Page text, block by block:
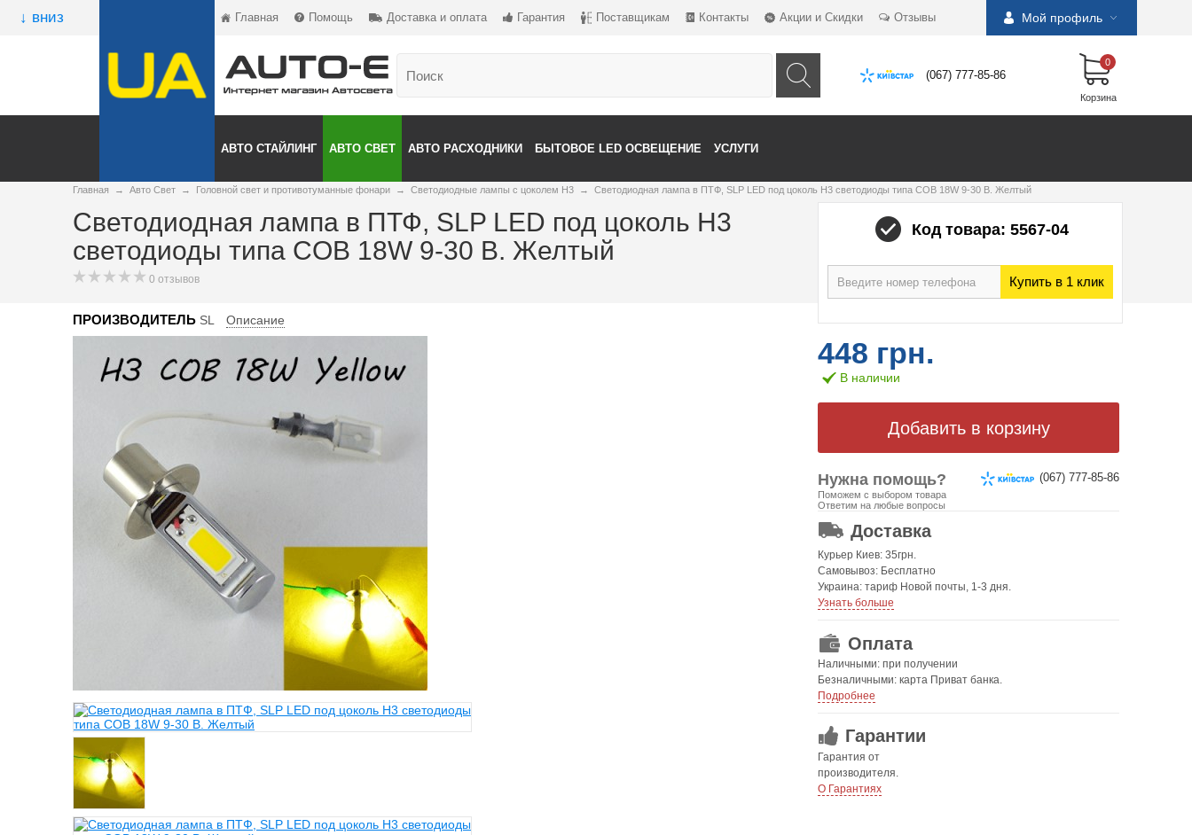
↓ вниз Главная Помощь Доставка и оплата Гарантия Поставщикам Контакты Акции и Скидки Отзывы Мой профиль
(067) 777-85-86
0
Корзина
АВТО СТАЙЛИНГ АВТО СВЕТ АВТО РАСХОДНИКИ БЫТОВОЕ LED ОСВЕЩЕНИЕ УСЛУГИ
Главная → Авто Свет → Головной свет и противотуманные фонари → Светодиодные лампы с цоколем H3 → Светодиодная лампа в ПТФ, SLP LED под цоколь H3 светодиоды типа COB 18W 9-30 В. Желтый
Светодиодная лампа в ПТФ, SLP LED под цоколь H3
светодиоды типа COB 18W 9-30 В. Желтый
0 отзывов
ПРОИЗВОДИТЕЛЬ SL Описание
Код товара: 5567-04
Купить в 1 клик
448 грн.
В наличии
Нужна помощь?
Поможем с выбором товара
Ответим на любые вопросы
(067) 777-85-86
ОТ 499 ГРН. БЕСПЛАТНАЯ!
Доставка
Курьер Киев: 35грн.
Самовывоз: Бесплатно
Украина: тариф Новой почты, 1-3 дня.
Узнать больше
Оплата
Наличными: при получении
Безналичными: карта Приват банка.
Подробнее
Гарантии
Гарантия от
производителя.
О Гарантиях